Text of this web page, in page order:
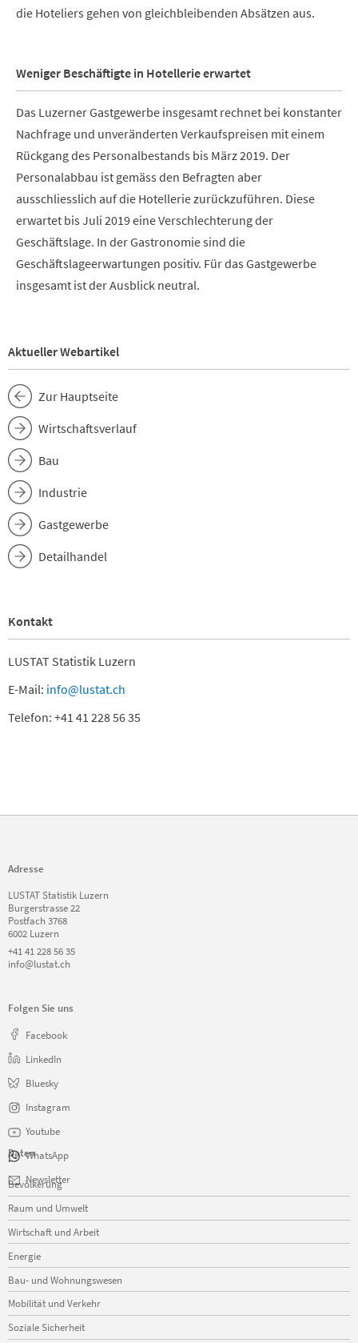
die Hoteliers gehen von gleichbleibenden Absätzen aus.
Weniger Beschäftigte in Hotellerie erwartet
Das Luzerner Gastgewerbe insgesamt rechnet bei konstanter
Nachfrage und unveränderten Verkaufspreisen mit einem
Rückgang des Personalbestands bis März 2019. Der
Personalabbau ist gemäss den Befragten aber
ausschliesslich auf die Hotellerie zurückzuführen. Diese
erwartet bis Juli 2019 eine Verschlechterung der
Geschäftslage. In der Gastronomie sind die
Geschäftslageerwartungen positiv. Für das Gastgewerbe
insgesamt ist der Ausblick neutral.
Aktueller Webartikel
Zur Hauptseite
Wirtschaftsverlauf
Bau
Industrie
Gastgewerbe
Detailhandel
Kontakt
LUSTAT Statistik Luzern
E-Mail: info@lustat.ch
Telefon: +41 41 228 56 35
Adresse
LUSTAT Statistik Luzern
Burgerstrasse 22
Postfach 3768
6002 Luzern
+41 41 228 56 35
info@lustat.ch
Folgen Sie uns
Facebook
LinkedIn
Bluesky
Instagram
Youtube
WhatsApp
Newsletter
Daten
Navigation
überspringen
Bevölkerung
Raum und Umwelt
Wirtschaft und Arbeit
Energie
Bau- und Wohnungswesen
Mobilität und Verkehr
Soziale Sicherheit